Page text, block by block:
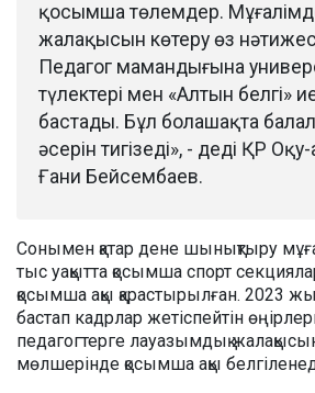
қосымша төлемдер.
жалақысын көтеру өз
Педагог мамандығына
түлектері мен «Алтын белгі»
бастады. Бұл болашақта
әсерін тигізеді», - деді ҚР
Ғани Бейсембаев.
Сонымен қатар дене шынықтыру
тыс уақытта қосымша спорт
қосымша ақы қарастырылған. 2023
бастап кадрлар жетіспейтін
педагогтерге лауазымдық
мөлшерінде қосымша ақы